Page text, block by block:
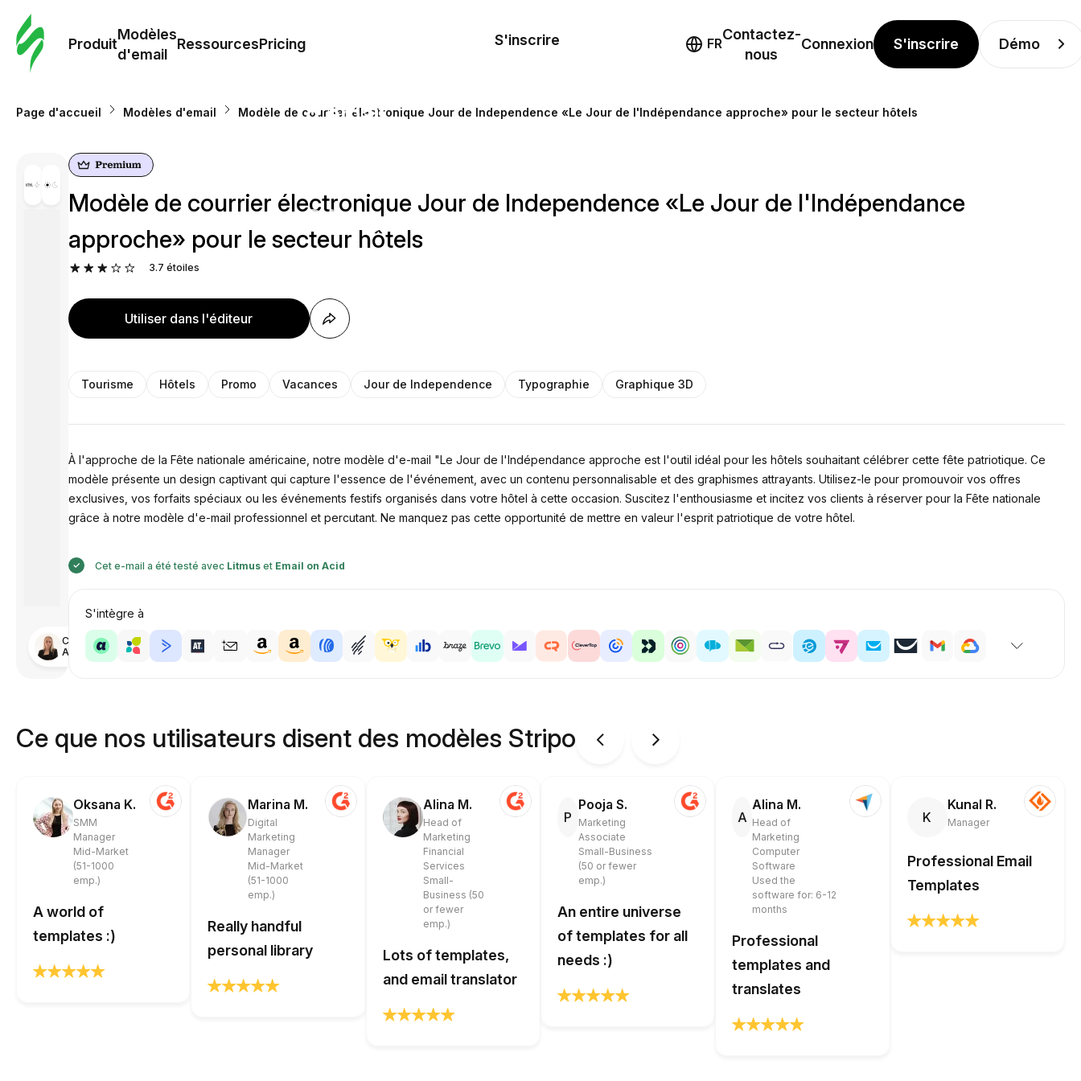
Produit
Modèles
d'email
RessourcesPricing
d'email
Pricing
S'inscrire FR
Contactez-
nous
Connexion S'inscrire Démo
Page d'accueil Modèles d'email Modèle de courrier électronique Jour de Independence «Le Jour de l'Indépendance approche» pour le secteur hôtels
Conçu par
Anastasiia
Modèle de courrier électronique Jour de Independence «Le Jour de l'Indépendance
approche» pour le secteur hôtels
3.7 étoiles
Utiliser dans l'éditeur
Tourisme Hôtels Promo Vacances Jour de Independence Typographie Graphique 3D
À l'approche de la Fête nationale américaine, notre modèle d'e-mail "Le Jour de l'Indépendance approche est l'outil idéal pour les hôtels souhaitant célébrer cette fête patriotique. Ce
modèle présente un design captivant qui capture l'essence de l'événement, avec un contenu personnalisable et des graphismes attrayants. Utilisez-le pour promouvoir vos offres
exclusives, vos forfaits spéciaux ou les événements festifs organisés dans votre hôtel à cette occasion. Suscitez l'enthousiasme et incitez vos clients à réserver pour la Fête nationale
grâce à notre modèle d'e-mail professionnel et percutant. Ne manquez pas cette opportunité de mettre en valeur l'esprit patriotique de votre hôtel.
Cet e-mail a été testé avec Litmuset Email on Acid
S'intègre à
Ce que nos utilisateurs disent des modèles Stripo
Oksana K.
SMM
Manager
Mid-Market
(51-1000
emp.)
A world of
templates :)
Marina M.
Digital
Marketing
Manager
Mid-Market
(51-1000
emp.)
Really handful
personal library
Alina M.
Head of
Marketing
Financial
Services
Small-
Business (50
or fewer
emp.)
Lots of templates,
and email translator
P
Pooja S.
Marketing
Associate
Small-Business
(50 or fewer
emp.)
An entire universe
of templates for all
needs :)
A
Alina M.
Head of
Marketing
Computer
Software
Used the
software for: 6-12
months
Professional
templates and
translates
K
Kunal R.
Manager
Professional Email
Templates